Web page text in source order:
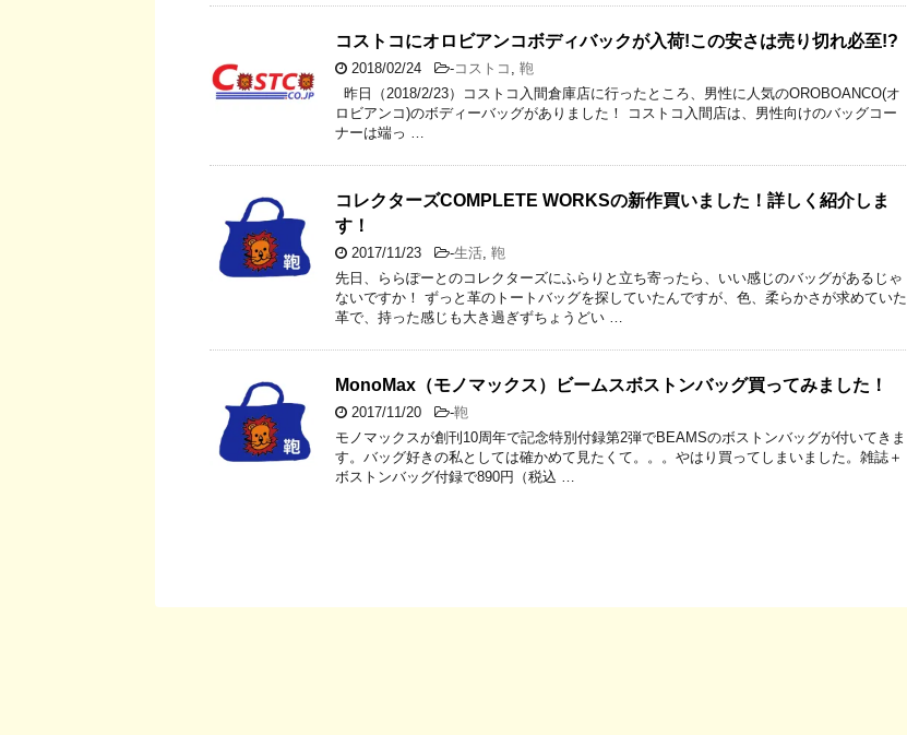
コストコにオロビアンコボディバックが入荷!この安さは売り切れ必至!?
2018/02/24 -コストコ , 鞄
昨日（2018/2/23）コストコ入間倉庫店に行ったところ、男性に人気のOROBOANCO(オ
ロビアンコ)のボディーバッグがありました！ コストコ入間店は、男性向けのバッグコー
ナーは端っ …
コレクターズCOMPLETE WORKSの新作買いました！詳しく紹介しま
す！
2017/11/23 -生活, 鞄
先日、ららぽーとのコレクターズにふらりと立ち寄ったら、いい感じのバッグがあるじゃ
ないですか！ ずっと革のトートバッグを探していたんですが、色、柔らかさが求めていた
革で、持った感じも大き過ぎずちょうどい …
MonoMax（モノマックス）ビームスボストンバッグ買ってみました！
2017/11/20 -鞄
モノマックスが創刊10周年で記念特別付録第2弾でBEAMSのボストンバッグが付いてきま
す。バッグ好きの私としては確かめて見たくて。。。やはり買ってしまいました。雑誌＋
ボストンバッグ付録で890円（税込 …